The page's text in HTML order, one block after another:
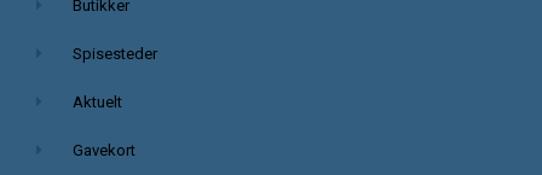
Butikker
Spisesteder
Aktuelt
Gavekort